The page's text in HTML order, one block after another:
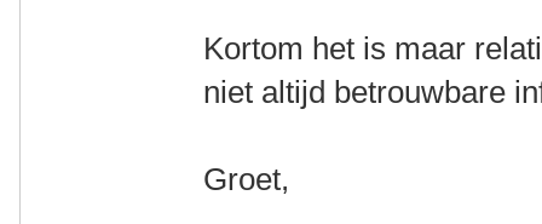
Kortom het is maar
niet altijd betrouwbare
Groet,